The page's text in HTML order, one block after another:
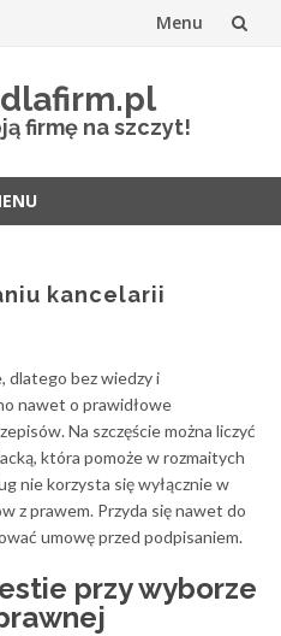
Menu
firmę na szczyt!
kancelarii
dlatego bez wiedzy i
nawet o prawidłowe
Na szczęście można liczyć
która pomoże w rozmaitych
nie korzysta się wyłącznie w
z prawem. Przyda się nawet do
umowę przed podpisaniem.
przy wyborze